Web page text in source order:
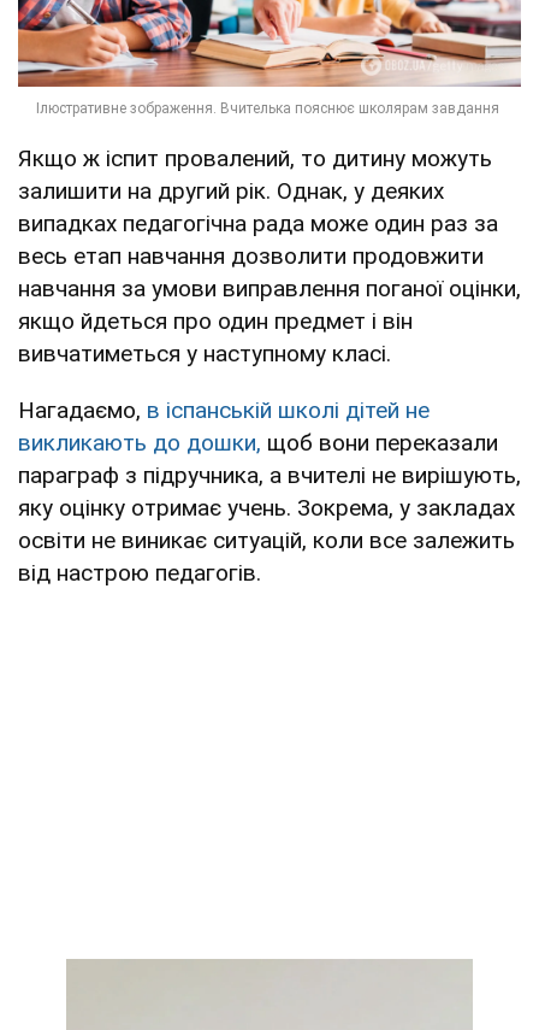
Якщо ж іспит провалений, то дитину можуть
залишити на другий рік. Однак, у деяких
випадках педагогічна рада може один раз за
весь етап навчання дозволити продовжити
навчання за умови виправлення поганої оцінки,
якщо йдеться про один предмет і він
вивчатиметься у наступному класі.
Нагадаємо, в іспанській школі дітей не
викликають до дошки, щоб вони переказали
параграф з підручника, а вчителі не вирішують,
яку оцінку отримає учень. Зокрема, у закладах
освіти не виникає ситуацій, коли все залежить
від настрою педагогів.